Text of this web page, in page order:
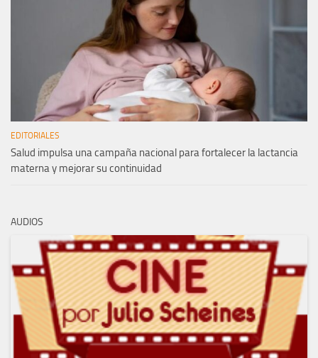
EDITORIALES
Salud impulsa una campaña nacional para fortalecer la lactancia
materna y mejorar su continuidad
AUDIOS